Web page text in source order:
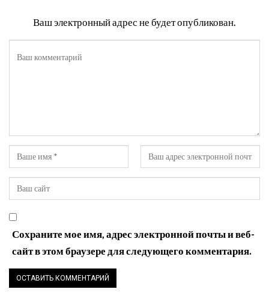
Ваш электронный адрес не будет опубликован.
Сохраните мое имя, адрес электронной почты и веб-
сайт в этом браузере для следующего комментария.